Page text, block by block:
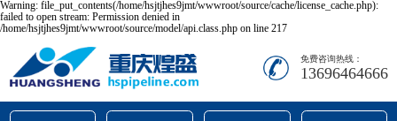
Warning: file_put_contents(/home/hsjtjhes9jmt/wwwroot/source/cache/license_cache.php):
failed to open stream: Permission denied in
/home/hsjtjhes9jmt/wwwroot/source/model/api.class.php on line 217
免费咨询热线：
13696464666